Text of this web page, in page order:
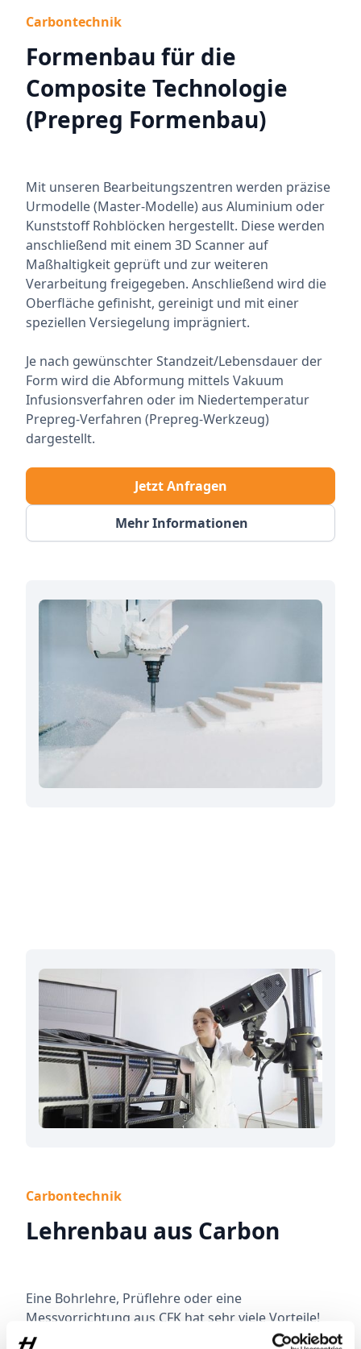
Carbontechnik
Formenbau für die
Composite Technologie
(Prepreg Formenbau)
Mit unseren Bearbeitungszentren werden präzise
Urmodelle (Master-Modelle) aus Aluminium oder
Kunststoff Rohblöcken hergestellt. Diese werden
anschließend mit einem 3D Scanner auf
Maßhaltigkeit geprüft und zur weiteren
Verarbeitung freigegeben. Anschließend wird die
Oberfläche gefinisht, gereinigt und mit einer
speziellen Versiegelung imprägniert.
Je nach gewünschter Standzeit/Lebensdauer der
Form wird die Abformung mittels Vakuum
Infusionsverfahren oder im Niedertemperatur
Prepreg-Verfahren (Prepreg-Werkzeug)
dargestellt.
Mehr Informationen
Jetzt Anfragen
Carbontechnik
Lehrenbau aus Carbon
Eine Bohrlehre, Prüflehre oder eine
Messvorrichtung aus CFK hat sehr viele Vorteile!
Da die Lehren aus Carbon vom Positiv-Modell